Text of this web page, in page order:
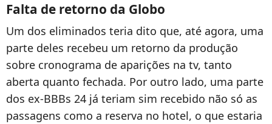
Falta de retorno da Globo
Um dos eliminados teria dito que, até agora, uma
parte deles recebeu um retorno da produção
sobre cronograma de aparições na tv, tanto
aberta quanto fechada. Por outro lado, uma parte
dos ex-BBBs 24 já teriam sim recebido não só as
passagens como a reserva no hotel, o que estaria